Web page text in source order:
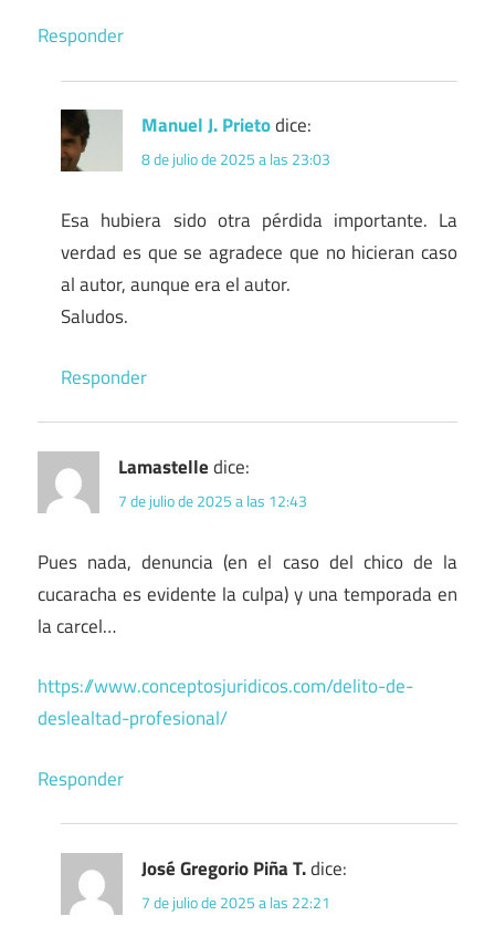
Responder
Manuel J. Prietodice:
8 de julio de 2025 a las 23:03
Esa hubiera sido otra pérdida importante. La
verdad es que se agradece que no hicieran caso
al autor, aunque era el autor.
Saludos.
Responder
Lamastelledice:
7 de julio de 2025 a las 12:43
Pues nada, denuncia (en el caso del chico de la
cucaracha es evidente la culpa) y una temporada en
la carcel…
https://www.conceptosjuridicos.com/delito-de-
deslealtad-profesional/
Responder
José Gregorio Piña T.dice:
7 de julio de 2025 a las 22:21